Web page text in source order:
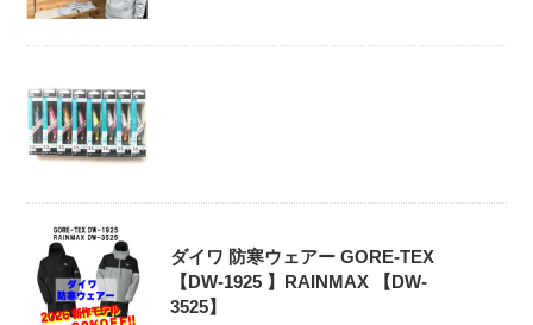
ダイワ 防寒ウェアー GORE-TEX
【DW-1925 】RAINMAX 【DW-
3525】